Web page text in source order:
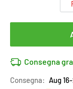
Consegna
Consegna: Aug